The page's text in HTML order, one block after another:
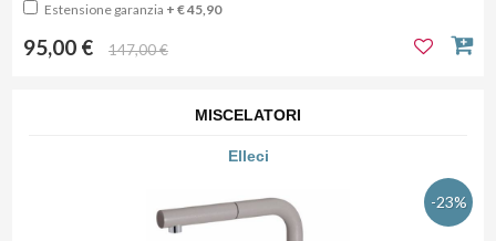
Estensione garanzia + € 45,90
95,00 € 147,00 €
MISCELATORI
Elleci
-23%